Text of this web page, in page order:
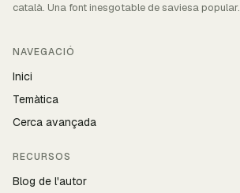
català. Una font inesgotable de saviesa popular.
NAVEGACIÓ
Inici
Temàtica
Cerca avançada
RECURSOS
Blog de l'autor